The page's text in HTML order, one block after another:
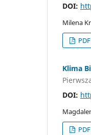
DOI:
Milena
Klima
DOI: